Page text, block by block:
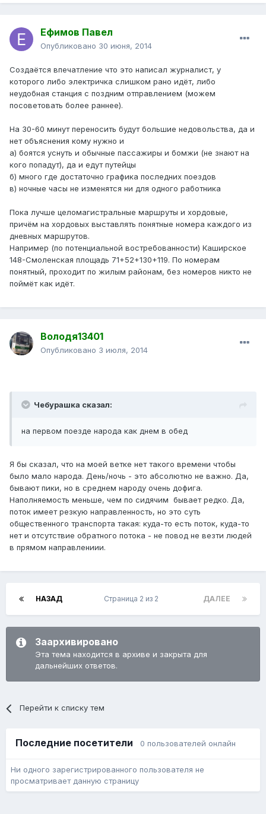
Ефимов Павел
Опубликовано 30 июня, 2014
Создаётся впечатление что это написал журналист, у
которого либо электричка слишком рано идёт, либо
неудобная станция с поздним отправлением (можем
посоветовать более раннее).
На 30-60 минут переносить будут большие недовольства, да и
нет объяснения кому нужно и
а) боятся уснуть и обычные пассажиры и бомжи (не знают на
кого попадут), да и едут путейцы
б) много где достаточно графика последних поездов
в) ночные часы не изменятся ни для одного работника
Пока лучше целомагистральные маршруты и хордовые,
причём на хордовых выставлять понятные номера каждого из
дневных маршрутов.
Например (по потенциальной востребованности) Каширское
148-Смоленская площадь 71+52+130+119. По номерам
понятный, проходит по жилым районам, без номеров никто не
поймёт как идёт.
Володя13401
Опубликовано 3 июля, 2014
Чебурашка сказал:
на первом поезде народа как днем в обед
Я бы сказал, что на моей ветке нет такого времени чтобы
было мало народа. День/ночь - это абсолютно не важно. Да,
бывают пики, но в среднем народу очень дофига.
Наполняемость меньше, чем по сидячим бывает редко. Да,
поток имеет резкую направленность, но это суть
общественного транспорта такая: куда-то есть поток, куда-то
нет и отсутствие обратного потока - не повод не везти людей
в прямом направлениии.
НАЗАД ДАЛЕЕ
Страница 2 из 2
Заархивировано
Эта тема находится в архиве и закрыта для
дальнейших ответов.
Перейти к списку тем
Последние посетители 0 пользователей онлайн
Ни одного зарегистрированного пользователя не
просматривает данную страницу